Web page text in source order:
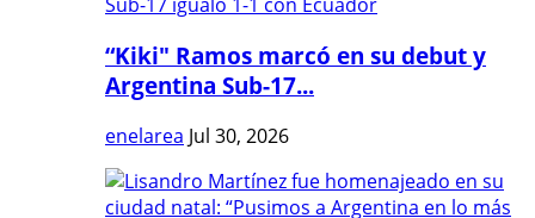
“Kiki" Ramos marcó en su debut y
Argentina Sub-17...
enelarea Jul 30, 2026